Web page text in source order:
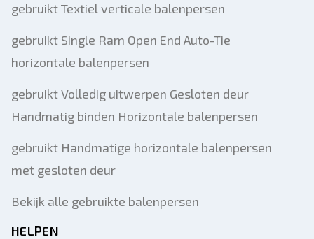
gebruikt Textiel verticale balenpersen
gebruikt Single Ram Open End Auto-Tie
horizontale balenpersen
gebruikt Volledig uitwerpen Gesloten deur
Handmatig binden Horizontale balenpersen
gebruikt Handmatige horizontale balenpersen
met gesloten deur
Bekijk alle gebruikte balenpersen
HELPEN